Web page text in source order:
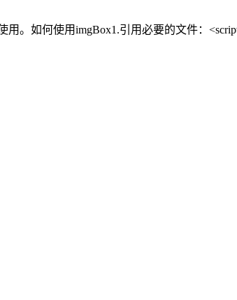
。如何使用imgBox1.引用必要的文件：<script